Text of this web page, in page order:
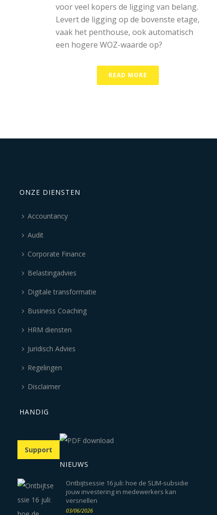
voor veel kopers de ligging van belang.
Levert de ligging op de bovenste etage,
vaak het penthouse, ook automatisch
een hogere WOZ-waarde op?
READ MORE
ONZE DIENSTEN
Accountancy
Audit
Corporate Finance
Belastingadvies
Digitale transformatie
Business Coaching
HRM diensten
Juridisch Advies
Regelingen
Disclaimer
HANDIG
Support
NIEUWS
Ontbijtsessie 16 juli: hoe de SLIM-subsidie
jouw investering in medewerkers kan
versnellen
03/06/2026